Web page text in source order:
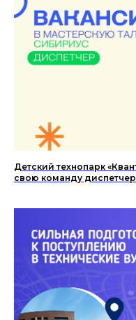
Детский технопарк
свою команду